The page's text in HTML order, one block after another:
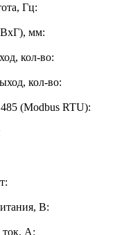
Гц:
мм:
кол-во:
кол-во:
(Modbus RTU):
В:
А: